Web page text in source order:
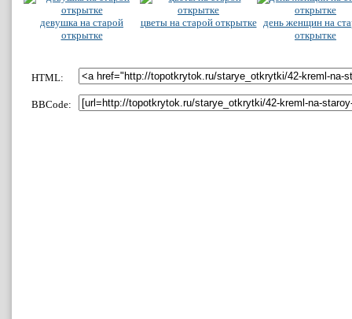
девушка на старой
открытке
цветы на старой открытке день женщин на
открытке
HTML:
BBCode: